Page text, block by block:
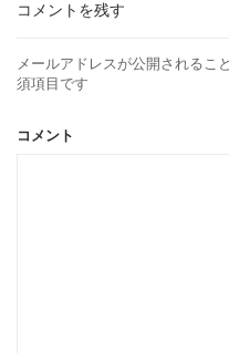
コメントを残す
メールアドレスが公開されるこ
須項目です
コメント